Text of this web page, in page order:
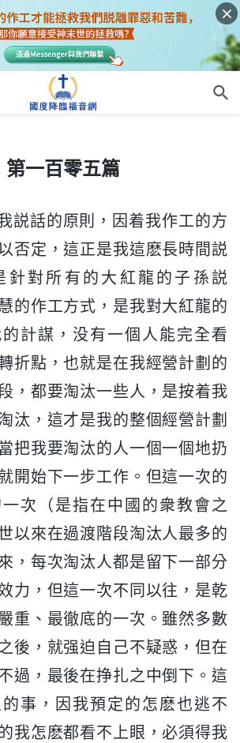
第一百零五篇
説話的原則，因着我作工的方
否定，這正是我這麽長時間説
針對所有的大紅龍的子孫説
的作工方式，是我對大紅龍的
計謀，没有一個人能完全看
折點，也就是在我經營計劃的
，都要淘汰一些人，是按着我
汰，這才是我的整個經營計劃
把我要淘汰的人一個一個地扔
開始下一步工作。但這一次的
次（是指在中國的衆教會之
以來在過渡階段淘汰人最多的
，每次淘汰人都是留下一部分
力，但這一次不同以往，是乾
重、最徹底的一次。雖然多數
後，就强迫自己不疑惑，但在
過，最後在挣扎之中倒下。這
事，因我預定的怎麽也逃不
我怎麽都看不上眼，必須得我